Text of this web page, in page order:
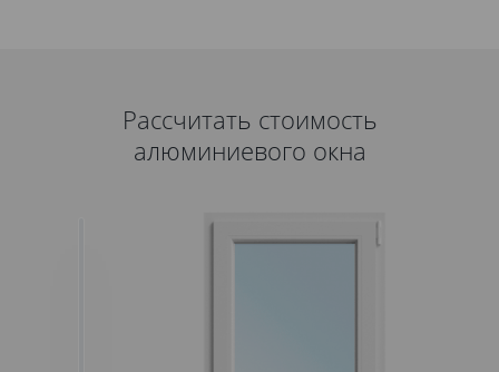
Рассчитать стоимость
алюминиевого окна